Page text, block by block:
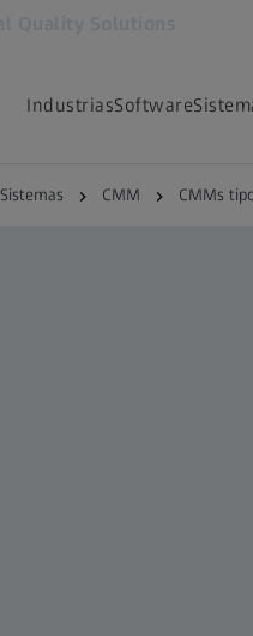
IndustriasSoftware
Sistemas CMM CMMs